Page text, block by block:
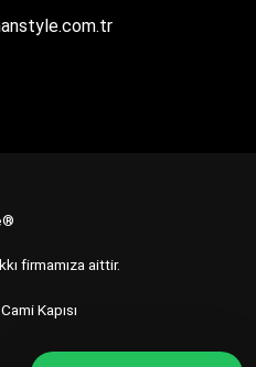
firmamıza aittir.
Cami Kapısı